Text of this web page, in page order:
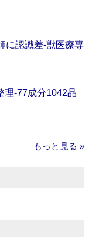
に認識差‐獣医療専
理‐77成分1042品
もっと見る »